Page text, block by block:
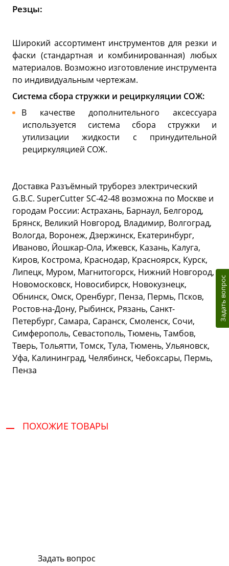
Резцы:
Широкий ассортимент инструментов для резки и
фаски (стандартная и комбинированная) любых
материалов. Возможно изготовление инструмента
по индивидуальным чертежам.
Система сбора стружки и рециркуляции СОЖ:
В качестве дополнительного аксессуара
используется система сбора стружки и
утилизации жидкости с принудительной
рециркуляцией СОЖ.
Доставка Разъёмный труборез электрический
G.B.C. SuperCutter SC-42-48 возможна по Москве и
городам России: Астрахань, Барнаул, Белгород,
Брянск, Великий Новгород, Владимир, Волгоград,
Вологда, Воронеж, Дзержинск, Екатеринбург,
Иваново, Йошкар-Ола, Ижевск, Казань, Калуга,
Киров, Кострома, Краснодар, Красноярск, Курск,
Липецк, Муром, Магнитогорск, Нижний Новгород,
Новомосковск, Новосибирск, Новокузнецк,
Обнинск, Омск, Оренбург, Пенза, Пермь, Псков,
Ростов-на-Дону, Рыбинск, Рязань, Санкт-
Петербург, Самара, Саранск, Смоленск, Сочи,
Симферополь, Севастополь, Тюмень, Тамбов,
Тверь, Тольятти, Томск, Тула, Тюмень, Ульяновск,
Уфа, Калининград, Челябинск, Чебоксары, Пермь,
Пенза
ПОХОЖИЕ ТОВАРЫ
Задать вопрос
Задать вопрос